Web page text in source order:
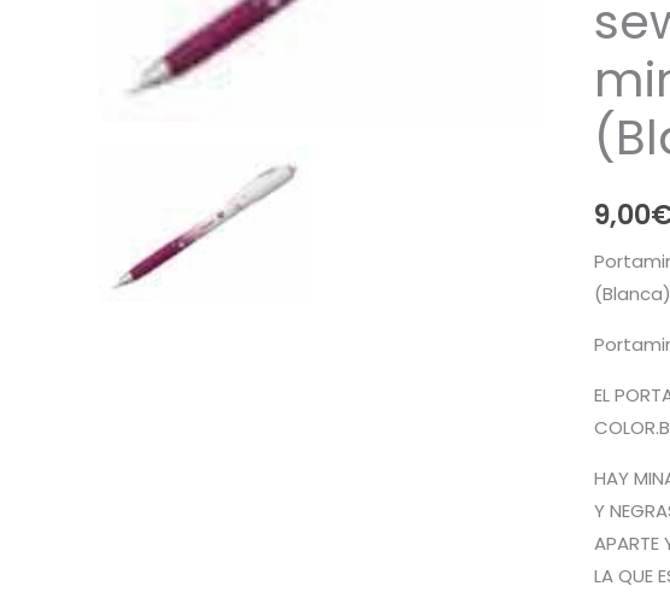
9,00
(Blanca)
EL
HAY
Y
APARTE
LA QUE